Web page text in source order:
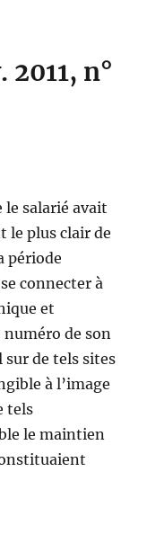
2011, n°
le salarié avait
le plus clair de
période
connecter à
et
de son
de tels sites
à l’image
tels
le maintien